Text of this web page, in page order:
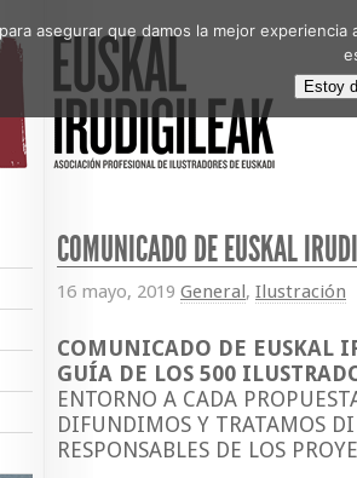
COMUNICADO DE EUSKAL
16 mayo, 2019 General, Ilustración
COMUNICADO DE EUSKAL
GUÍA DE LOS 500
ENTORNO A CADA
DIFUNDIMOS Y TRATAMOS
RESPONSABLES DE LOS
asegurar que damos la mejor
Estoy